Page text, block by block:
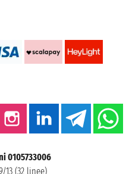
0105733006
13 (32 linee)